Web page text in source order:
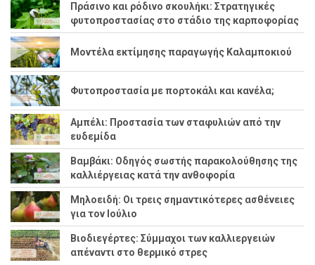
Πράσινο και ρόδινο σκουλήκι: Στρατηγικές
φυτοπροστασίας στο στάδιο της καρποφορίας
Μοντέλα εκτίμησης παραγωγής Καλαμποκιού
Φυτοπροστασία με πορτοκάλι και κανέλα;
Αμπέλι: Προστασία των σταφυλιών από την
ευδεμίδα
Βαμβάκι: Οδηγός σωστής παρακολούθησης της
καλλιέργειας κατά την ανθοφορία
Μηλοειδή: Οι τρεις σημαντικότερες ασθένειες
για τον Ιούλιο
Βιοδιεγέρτες: Σύμμαχοι των καλλιεργειών
απέναντι στο θερμικό στρες